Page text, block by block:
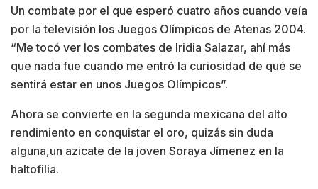
Un combate por el que esperó cuatro años cuando veía
por la televisión los Juegos Olímpicos de Atenas 2004.
“Me tocó ver los combates de Iridia Salazar, ahí más
que nada fue cuando me entró la curiosidad de qué se
sentirá estar en unos Juegos Olímpicos”.
Ahora se convierte en la segunda mexicana del alto
rendimiento en conquistar el oro, quizás sin duda
alguna,un azicate de la joven Soraya Jímenez en la
haltofilia.